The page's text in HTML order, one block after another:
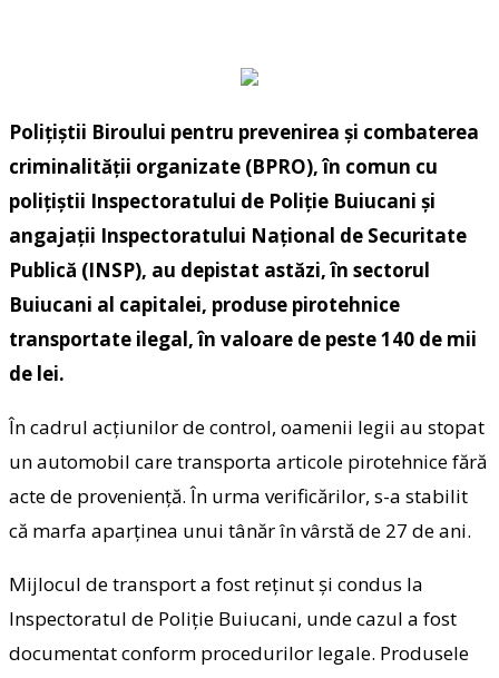
Polițiștii Biroului pentru prevenirea și combaterea
criminalității organizate (BPRO), în comun cu
polițiștii Inspectoratului de Poliție Buiucani și
angajații Inspectoratului Național de Securitate
Publică (INSP), au depistat astăzi, în sectorul
Buiucani al capitalei, produse pirotehnice
transportate ilegal, în valoare de peste 140 de mii
de lei.
În cadrul acțiunilor de control, oamenii legii au stopat
un automobil care transporta articole pirotehnice fără
acte de proveniență. În urma verificărilor, s-a stabilit
că marfa aparținea unui tânăr în vârstă de 27 de ani.
Mijlocul de transport a fost reținut și condus la
Inspectoratul de Poliție Buiucani, unde cazul a fost
documentat conform procedurilor legale. Produsele